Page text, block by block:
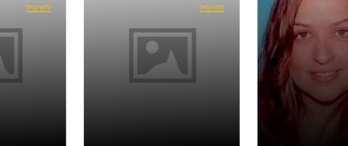
לפרופיל